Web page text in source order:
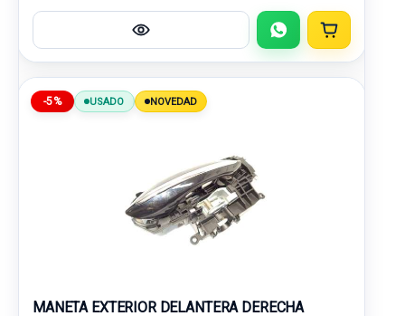
-5% USADO NOVEDAD
MANETA EXTERIOR DELANTERA DERECHA